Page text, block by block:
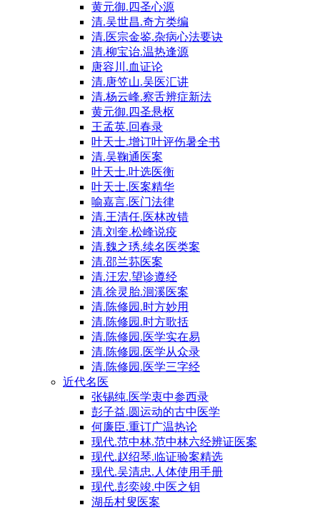
黄元御.四圣心源
清.吴世昌.奇方类编
清.医宗金鉴.杂病心法要诀
清.柳宝诒.温热逢源
唐容川.血证论
清.唐笠山.吴医汇讲
清.杨云峰.察舌辨症新法
黄元御.四圣悬枢
王孟英.回春录
叶天士.增订叶评伤暑全书
清.吴鞠通医案
叶天士.叶选医衡
叶天士.医案精华
喻嘉言.医门法律
清.王清任.医林改错
清.刘奎.松峰说疫
清.魏之琇.续名医类案
清.邵兰荪医案
清.汪宏.望诊遵经
清.徐灵胎.洄溪医案
清.陈修园.时方妙用
清.陈修园.时方歌括
清.陈修园.医学实在易
清.陈修园.医学从众录
清.陈修园.医学三字经
近代名医
张锡纯.医学衷中参西录
彭子益.圆运动的古中医学
何廉臣.重订广温热论
现代.范中林.范中林六经辨证医案
现代.赵绍琴.临证验案精选
现代.吴清忠.人体使用手册
现代.彭奕竣.中医之钥
湖岳村叟医案